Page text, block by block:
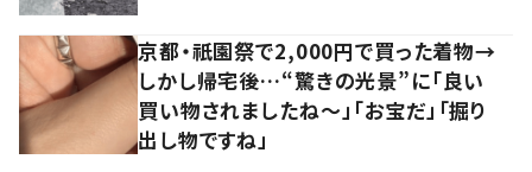
京都・祇園祭で2,000円で買った着物→
しかし帰宅後…“驚きの光景”に「良い
買い物されましたね～」「お宝だ」「掘り
出し物ですね」